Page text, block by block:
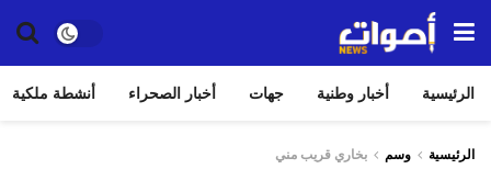
الرئيسية أخبار وطنية جهات أخبار الصحراء أنشطة ملكية
الرئيسية وسم بخاري قريب مني